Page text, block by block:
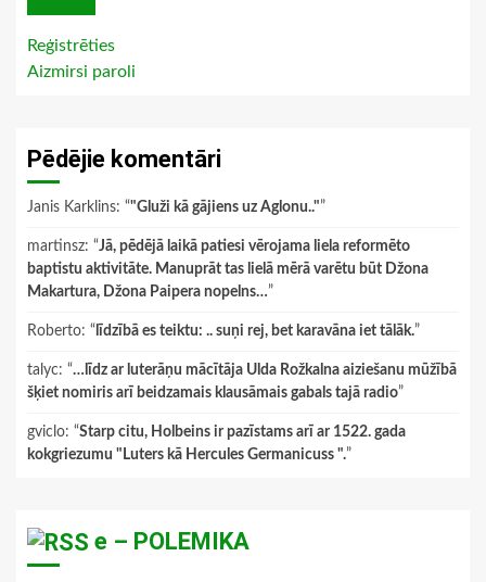
Reģistrēties
Aizmirsi paroli
Pēdējie komentāri
Janis Karklins: “"Gluži kā gājiens uz Aglonu.."”
martinsz: “Jā, pēdējā laikā patiesi vērojama liela reformēto
baptistu aktivitāte. Manuprāt tas lielā mērā varētu būt Džona
Makartura, Džona Paipera nopelns…”
Roberto: “ līdzībā es teiktu: .. suņi rej, bet karavāna iet tālāk.”
talyc: “…līdz ar luterāņu mācītāja Ulda Rožkalna aiziešanu mūžībā
šķiet nomiris arī beidzamais klausāmais gabals tajā radio”
gviclo: “Starp citu, Holbeins ir pazīstams arī ar 1522. gada
kokgriezumu "Luters kā Hercules Germanicuss ".”
e – POLEMIKA